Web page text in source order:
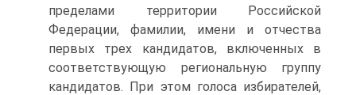
пределами территории Российской
Федерации, фамилии, имени и отчества
первых трех кандидатов, включенных в
соответствующую региональную группу
кандидатов. При этом голоса избирателей,